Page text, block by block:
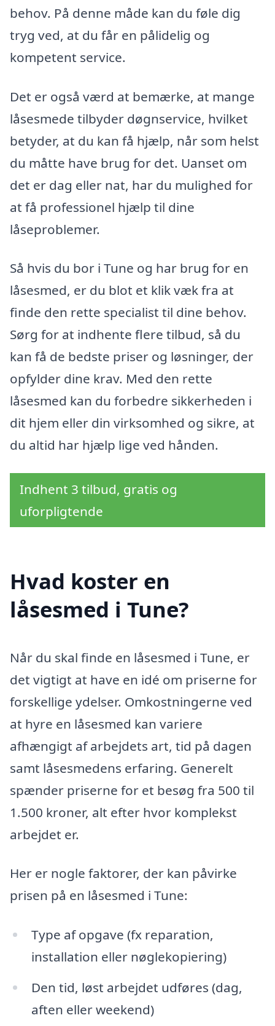
behov. På denne måde kan du føle dig
tryg ved, at du får en pålidelig og
kompetent service.
Det er også værd at bemærke, at mange
låsesmede tilbyder døgnservice, hvilket
betyder, at du kan få hjælp, når som helst
du måtte have brug for det. Uanset om
det er dag eller nat, har du mulighed for
at få professionel hjælp til dine
låseproblemer.
Så hvis du bor i Tune og har brug for en
låsesmed, er du blot et klik væk fra at
finde den rette specialist til dine behov.
Sørg for at indhente flere tilbud, så du
kan få de bedste priser og løsninger, der
opfylder dine krav. Med den rette
låsesmed kan du forbedre sikkerheden i
dit hjem eller din virksomhed og sikre, at
du altid har hjælp lige ved hånden.
Indhent 3 tilbud, gratis og
uforpligtende
Hvad koster en
låsesmed i Tune?
Når du skal finde en låsesmed i Tune, er
det vigtigt at have en idé om priserne for
forskellige ydelser. Omkostningerne ved
at hyre en låsesmed kan variere
afhængigt af arbejdets art, tid på dagen
samt låsesmedens erfaring. Generelt
spænder priserne for et besøg fra 500 til
1.500 kroner, alt efter hvor komplekst
arbejdet er.
Her er nogle faktorer, der kan påvirke
prisen på en låsesmed i Tune:
Type af opgave (fx reparation,
installation eller nøglekopiering)
Den tid, løst arbejdet udføres (dag,
aften eller weekend)